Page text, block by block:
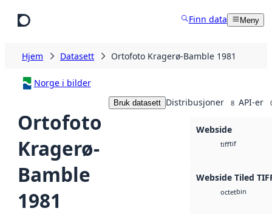
Finn data Meny
Hjem Datasett Ortofoto Kragerø-Bamble 1981
Norge i bilder
Ortofoto
Kragerø-
Bamble
1981
Bruk datasett Distribusjoner 8 API-er
Webside
tifftif
Webside Tiled
octetbin